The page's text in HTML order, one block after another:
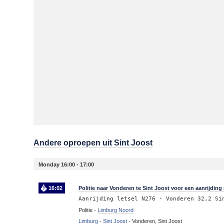
Andere oproepen uit Sint Joost
Monday 16:00 - 17:00
16:02 Politie naar Vonderen te Sint Joost voor een aanrijding
Aanrijding letsel N276 - Vonderen 32,2
Politie - Limburg Noord
Limburg -Sint Joost -Vonderen, Sint Joost